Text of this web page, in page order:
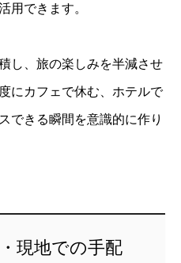
用できます。
し、旅の楽しみを半減させ
にカフェで休む、ホテルで
できる瞬間を意識的に作り
現地での手配